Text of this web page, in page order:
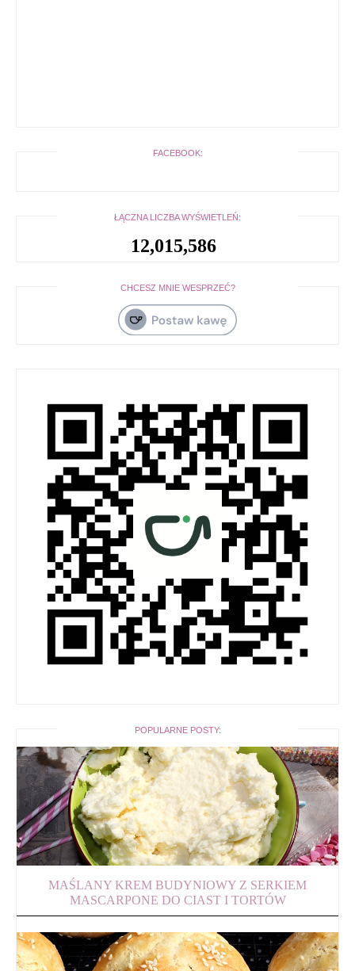
FACEBOOK:
ŁĄCZNA LICZBA WYŚWIETLEŃ:
12,015,586
CHCESZ MNIE WESPRZEĆ?
POPULARNE POSTY:
MAŚLANY KREM BUDYNIOWY Z SERKIEM
MASCARPONE DO CIAST I TORTÓW